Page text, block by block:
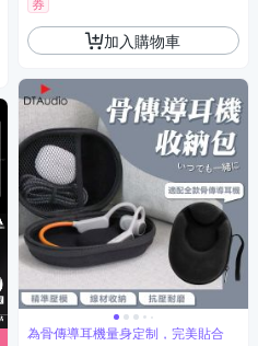
加入購物車
為骨傳導耳機量身定制，完美貼合